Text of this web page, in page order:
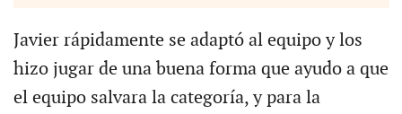
Javier rápidamente se adaptó al equipo y los
hizo jugar de una buena forma que ayudo a que
el equipo salvara la categoría, y para la